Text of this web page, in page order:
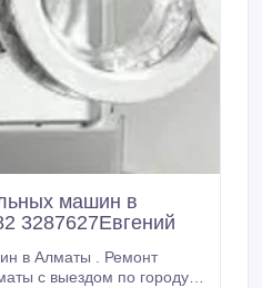
машин в
3287627Евгений
. Ремонт
с выездом по городу и